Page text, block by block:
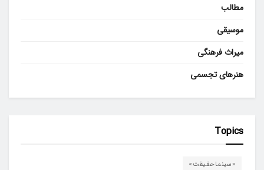
مطالب
موسیقی
میراث فرهنگی
هنرهای تجسمی
Topics
«سینماحقیقت»